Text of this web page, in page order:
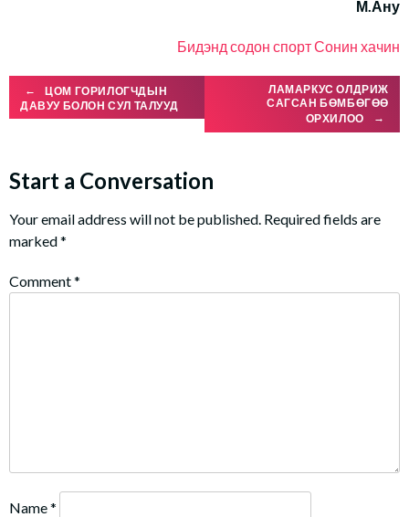
М.Ану
Бидэнд содон спортСонин хачин
Post
←
ЦОМ ГОРИЛОГЧДЫН
ДАВУУ БОЛОН СУЛ ТАЛУУД
ЛАМАРКУС ОЛДРИЖ
САГСАН БӨМБӨГӨӨ
ОРХИЛОО
→
Start a Conversation
Your email address will not be published. Required fields are
marked*
Comment*
Name*